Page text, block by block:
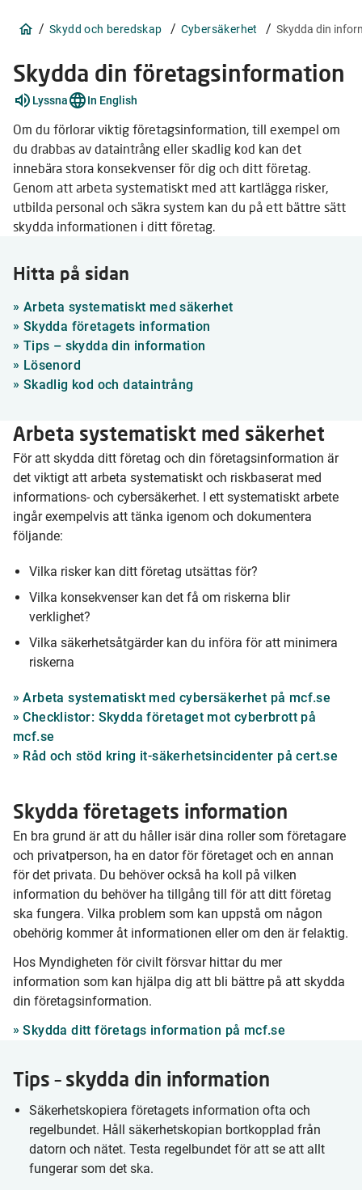
/ Skydd och beredskap / Cybersäkerhet / Skydda din
Skydda din företagsinformation
Förklara
ord
stycken
Lyssna In English
Om du förlorar viktig företagsinformation, till exempel om
du drabbas av dataintrång eller skadlig kod kan det
innebära stora konsekvenser för dig och ditt företag.
Genom att arbeta systematiskt med att kartlägga risker,
utbilda personal och säkra system kan du på ett bättre sätt
skydda informationen i ditt företag.
Hitta på sidan
» Arbeta systematiskt med säkerhet
» Skydda företagets information
» Tips – skydda din information
» Lösenord
» Skadlig kod och dataintrång
Arbeta systematiskt med säkerhet
För att skydda ditt företag och din företagsinformation är
det viktigt att arbeta systematiskt och riskbaserat med
informations- och cybersäkerhet. I ett systematiskt arbete
ingår exempelvis att tänka igenom och dokumentera
följande:
Vilka risker kan ditt företag utsättas för?
Vilka konsekvenser kan det få om riskerna blir
verklighet?
Vilka säkerhetsåtgärder kan du införa för att minimera
riskerna
Arbeta systematiskt med cybersäkerhet på mcf.se
Checklistor: Skydda företaget mot cyberbrott på
mcf.se
Råd och stöd kring it-säkerhetsincidenter på cert.se
Skydda företagets information
En bra grund är att du håller isär dina roller som företagare
och privatperson, ha en dator för företaget och en annan
för det privata. Du behöver också ha koll på vilken
information du behöver ha tillgång till för att ditt företag
ska fungera. Vilka problem som kan uppstå om någon
obehörig kommer åt informationen eller om den är felaktig.
Hos Myndigheten för civilt försvar hittar du mer
information som kan hjälpa dig att bli bättre på att skydda
din företagsinformation.
Skydda ditt företags information på mcf.se
Tips – skydda din information
Säkerhetskopiera företagets information ofta och
regelbundet. Håll säkerhetskopian bortkopplad från
datorn och nätet. Testa regelbundet för att se att allt
fungerar som det ska.